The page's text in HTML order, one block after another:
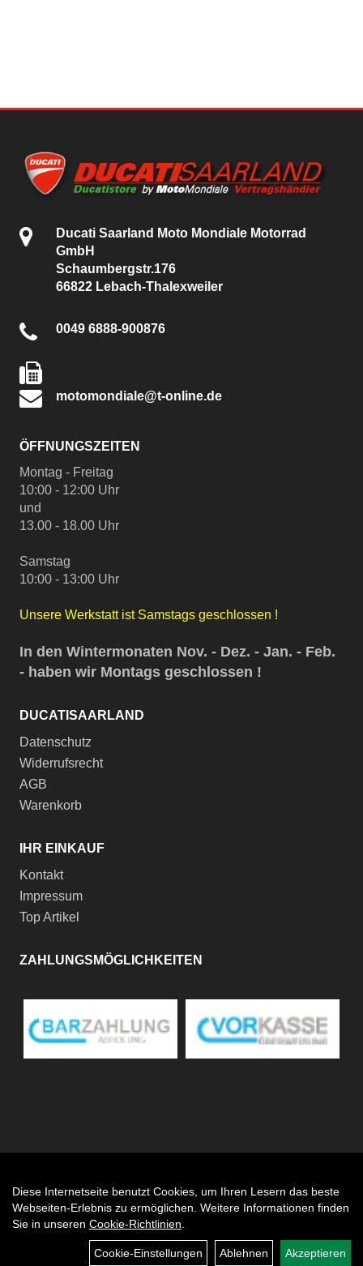
Ducati Saarland Moto Mondiale Motorrad
GmbH
Schaumbergstr.176
66822 Lebach-Thalexweiler
0049 6888-900876
motomondiale@t-online.de
ÖFFNUNGSZEITEN
Montag - Freitag
10:00 - 12:00 Uhr
und
13.00 - 18.00 Uhr
Samstag
10:00 - 13:00 Uhr
Unsere Werkstatt ist Samstags geschlossen !
In den Wintermonaten Nov. - Dez. - Jan. - Feb.
- haben wir Montags geschlossen !
DUCATISAARLAND
Datenschutz
Widerrufsrecht
AGB
Warenkorb
IHR EINKAUF
Kontakt
Impressum
Top Artikel
ZAHLUNGSMÖGLICHKEITEN
Diese Internetseite benutzt Cookies, um Ihren Lesern das beste
Webseiten-Erlebnis zu ermöglichen. Weitere Informationen finden
Sie in unseren Cookie-Richtlinien
Cookie-Einstellungen Ablehnen Akzeptieren
Auftrag widerrufen